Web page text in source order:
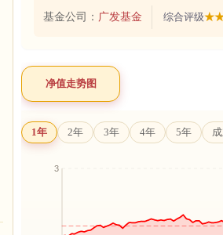
基金公司： 广发基金 综合评级
净值走势图
1年 2年 3年 4年 5年